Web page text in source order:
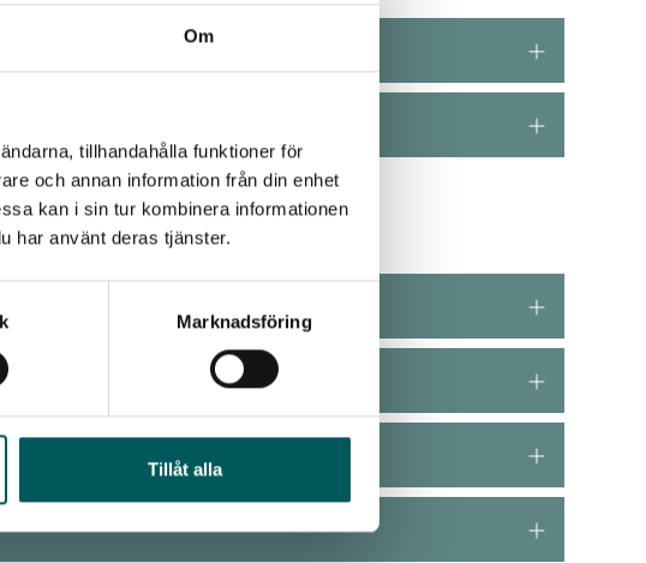
Om
tillhandahålla funktioner för
och annan information från din enhet
kan i sin tur kombinera informationen
har använt deras tjänster.
Marknadsföring
Tillåt alla